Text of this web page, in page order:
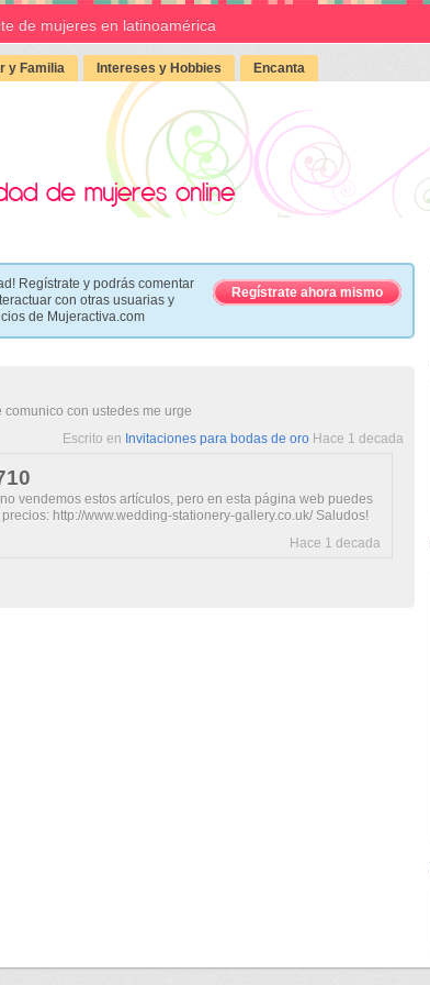
de mujeres en latinoamérica
y Familia Intereses y Hobbies Encanta
Regístrate y podrás comentar
con otras usuarias y
de Mujeractiva.com
Regístrate ahora mismo
con ustedes me urge
Escrito en Invitaciones para bodas de oroHace 1 decada
vendemos estos artículos, pero en esta página web puedes
http://www.wedding-stationery-gallery.co.uk/ Saludos!
Hace 1 decada